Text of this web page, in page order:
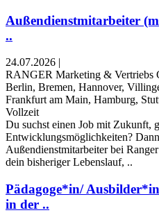
Außendienstmitarbeiter
..
24.07.2026 |
RANGER Marketing & Vertriebs
Berlin, Bremen, Hannover,
Frankfurt am Main, Hamburg,
Vollzeit
Du suchst einen Job mit Zukunft,
Entwicklungsmöglichkeiten?
Außendienstmitarbeiter bei
dein bisheriger Lebenslauf, ..
Pädagoge*in/
in der ..